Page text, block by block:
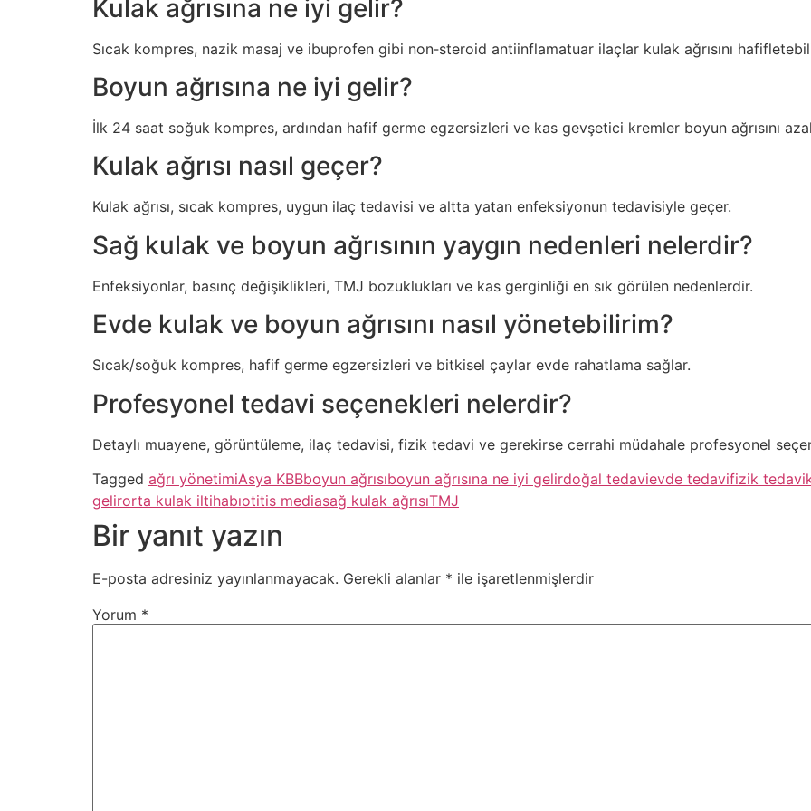
Kulak ağrısına ne iyi gelir?
Sıcak kompres, nazik masaj ve ibuprofen gibi non‑steroid antiinflamatuar ilaçlar kulak ağrısını
Boyun ağrısına ne iyi gelir?
İlk 24 saat soğuk kompres, ardından hafif germe egzersizleri ve kas gevşetici kremler boyun ağrısını
Kulak ağrısı nasıl geçer?
Kulak ağrısı, sıcak kompres, uygun ilaç tedavisi ve altta yatan enfeksiyonun tedavisiyle geçer.
Sağ kulak ve boyun ağrısının yaygın nedenleri nelerdir?
Enfeksiyonlar, basınç değişiklikleri, TMJ bozuklukları ve kas gerginliği en sık görülen nedenlerdir.
Evde kulak ve boyun ağrısını nasıl yönetebilirim?
Sıcak/soğuk kompres, hafif germe egzersizleri ve bitkisel çaylar evde rahatlama sağlar.
Profesyonel tedavi seçenekleri nelerdir?
Detaylı muayene, görüntüleme, ilaç tedavisi, fizik tedavi ve gerekirse cerrahi müdahale profesyonel
Tagged ağrı yönetimiAsya KBBboyun ağrısıboyun ağrısına ne iyi gelirdoğal tedavievde tedavifizik tedavi
gelirorta kulak iltihabıotitis mediasağ kulak ağrısıTMJ
Bir yanıt yazın
E-posta adresiniz yayınlanmayacak. Gerekli alanlar * ile işaretlenmişlerdir
Yorum *